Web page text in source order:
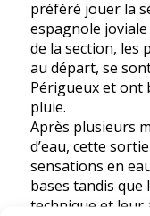
préféré jouer la
espagnole
de la section, les
au départ, se
Périgueux et ont
pluie.
Après plusieurs
d’eau, cette
sensations en
bases tandis
technique et leur